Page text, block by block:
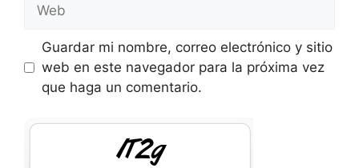
Guardar mi nombre, correo electrónico y sitio
web en este navegador para la próxima vez
que haga un comentario.
1aH7